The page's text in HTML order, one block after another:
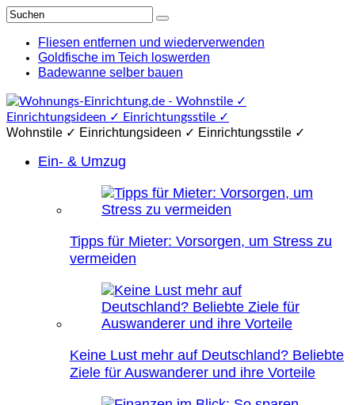
Fliesen entfernen und wiederverwenden
Goldfische im Teich loswerden
Badewanne selber bauen
Wohnstile ✓ Einrichtungsideen ✓ Einrichtungsstile ✓
Ein- & Umzug
Tipps für Mieter: Vorsorgen, um Stress zu
vermeiden
Keine Lust mehr auf Deutschland? Beliebte
Ziele für Auswanderer und ihre Vorteile